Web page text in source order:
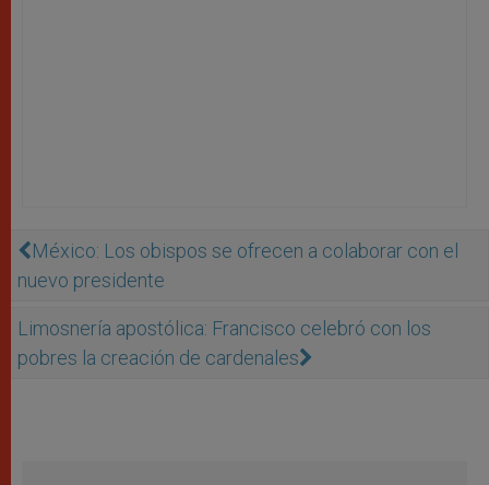
México: Los obispos se ofrecen a colaborar con el
nuevo presidente
Limosnería apostólica: Francisco celebró con los
pobres la creación de cardenales